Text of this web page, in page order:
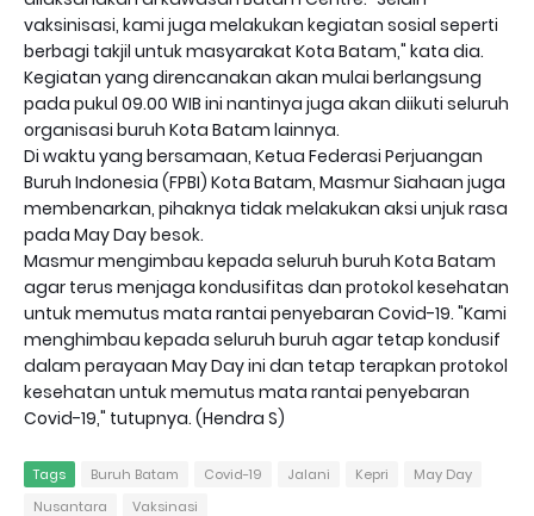
vaksinisasi, kami juga melakukan kegiatan sosial seperti
berbagi takjil untuk masyarakat Kota Batam," kata dia.
Kegiatan yang direncanakan akan mulai berlangsung
pada pukul 09.00 WIB ini nantinya juga akan diikuti seluruh
organisasi buruh Kota Batam lainnya.
Di waktu yang bersamaan, Ketua Federasi Perjuangan
Buruh Indonesia (FPBI) Kota Batam, Masmur Siahaan juga
membenarkan, pihaknya tidak melakukan aksi unjuk rasa
pada May Day besok.
Masmur mengimbau kepada seluruh buruh Kota Batam
agar terus menjaga kondusifitas dan protokol kesehatan
untuk memutus mata rantai penyebaran Covid-19. "Kami
menghimbau kepada seluruh buruh agar tetap kondusif
dalam perayaan May Day ini dan tetap terapkan protokol
kesehatan untuk memutus mata rantai penyebaran
Covid-19," tutupnya. (Hendra S)
Tags Buruh Batam Covid-19 Jalani Kepri
May Day
Nusantara
Vaksinasi